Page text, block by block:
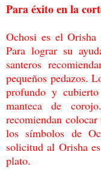
Para éxito en la
Ochosi es el Orisha
Para lograr su
santeros
pequeños pedazos.
profundo y
manteca de
recomiendan colocar
los símbolos de
solicitud al Orisha
plato.